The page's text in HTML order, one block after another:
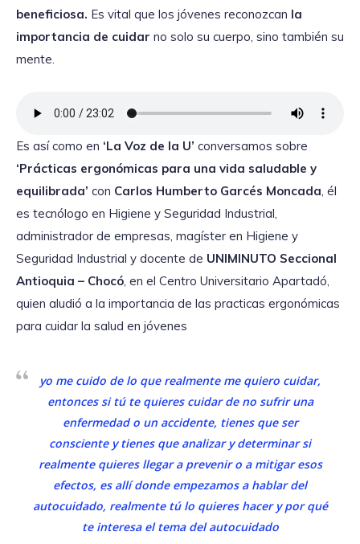
beneficiosa. Es vital que los jóvenes reconozcan la
importancia de cuidar no solo su cuerpo, sino también su
mente.
Es así como en ‘La Voz de la U’ conversamos sobre
‘Prácticas ergonómicas para una vida saludable y
equilibrada’ con Carlos Humberto Garcés Moncada , él
es tecnólogo en Higiene y Seguridad Industrial,
administrador de empresas, magíster en Higiene y
Seguridad Industrial y docente de UNIMINUTO Seccional
Antioquia – Chocó , en el Centro Universitario Apartadó,
quien aludió a la importancia de las practicas ergonómicas
para cuidar la salud en jóvenes
yo me cuido de lo que realmente me quiero cuidar,
entonces si tú te quieres cuidar de no sufrir una
enfermedad o un accidente, tienes que ser
consciente y tienes que analizar y determinar si
realmente quieres llegar a prevenir o a mitigar esos
efectos, es allí donde empezamos a hablar del
autocuidado, realmente tú lo quieres hacer y por qué
te interesa el tema del autocuidado